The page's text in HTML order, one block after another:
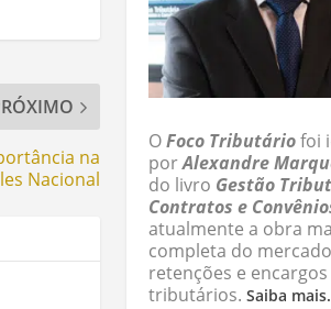
na
Nacional
OFoco Tributáriofoi
porAlexandre
do livro Gestão
Contratos e
atualmente a obra
completa do
retenções e encargos
tributários.Saiba